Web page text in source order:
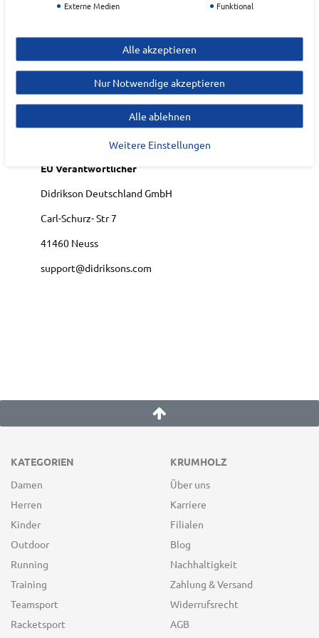
EAN:7333371409282
Materialzusammensetzung: Futter: 100% Polyamid;
Obermaterial: 100% Polyester
EU Verantwortlicher
Didrikson Deutschland GmbH
Carl-Schurz- Str7
41460 Neuss
support@didriksons.com
KATEGORIEN
Damen
Herren
Kinder
Outdoor
Running
Training
Teamsport
Racketsport
KRUMHOLZ
Über uns
Karriere
Filialen
Blog
Nachhaltigkeit
Zahlung & Versand
Widerrufsrecht
AGB
Externe Medien Funktional
Alle akzeptieren
Nur Notwendige akzeptieren
Alle ablehnen
Weitere Einstellungen